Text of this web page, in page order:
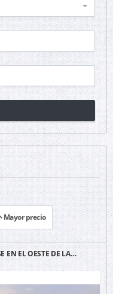
Mayor precio
EN EL OESTE DE LA…